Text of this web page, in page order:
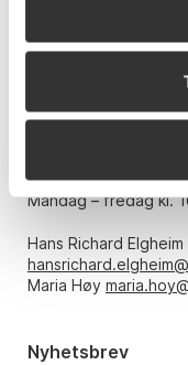
Mandag – fredag kl.
Hans Richard
Maria Høy
Nyhetsbrev